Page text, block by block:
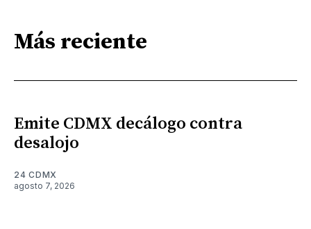
Más reciente
Emite CDMX decálogo contra
desalojo
24 CDMX
agosto 7, 2026